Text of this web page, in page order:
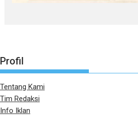
Profil
Tentang Kami
Tim Redaksi
Info Iklan